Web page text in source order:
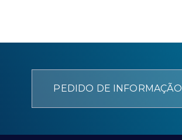
PEDIDO DE INFORMAÇÃO